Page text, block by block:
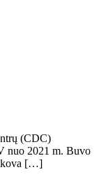
(CDC)
nuo 2021 m. Buvo
[…]